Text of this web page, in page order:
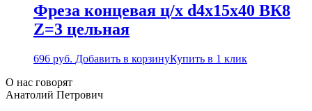
Фреза концевая ц/х d4х15х40 ВК8
Z=3 цельная
696 руб. Добавить в корзинуКупить в 1 клик
О нас говорят
Анатолий Петрович